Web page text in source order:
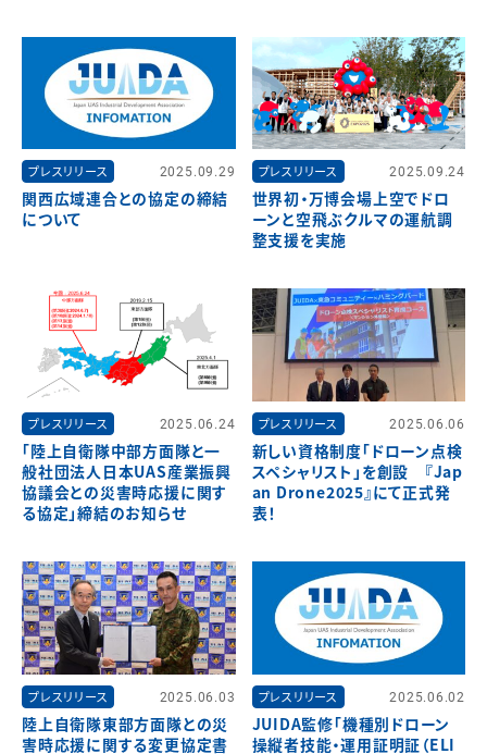
プレスリリース 2025.09.29
関西広域連合との協定の締結
について
プレスリリース 2025.09.24
世界初・万博会場上空でドロ
ーンと空飛ぶクルマの運航調
整支援を実施
プレスリリース 2025.06.24
「陸上自衛隊中部方面隊と一
般社団法人日本UAS産業振興
協議会との災害時応援に関す
る協定」締結のお知らせ
プレスリリース 2025.06.06
新しい資格制度「ドローン点検
スペシャリスト」を創設 『Jap
an Drone2025』にて正式発
表！
プレスリリース 2025.06.03
陸上自衛隊東部方面隊との災
害時応援に関する変更協定書
プレスリリース 2025.06.02
JUIDA監修「機種別ドローン
操縦者技能・運用証明証（ELI